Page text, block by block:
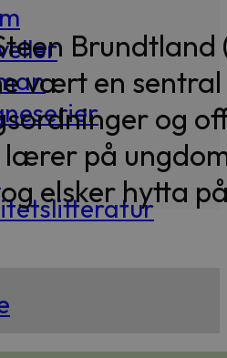
Brundtland
vært en
og
lærer på
elsker hytta